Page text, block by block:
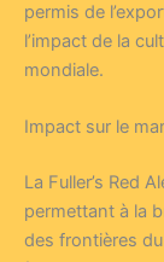
permis de
l’impact de la
mondiale.
Impact sur le
La Fuller’s Red
permettant à la
des frontières